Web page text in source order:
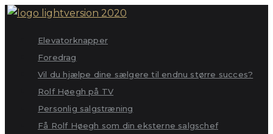
Skip
content
Elevatorknapper
Foredrag
Vil du hjælpe dine sælgere til endnu større succes?
Rolf Høegh på TV
Personlig salgstræning
Få Rolf Høegh som din eksterne salgschef